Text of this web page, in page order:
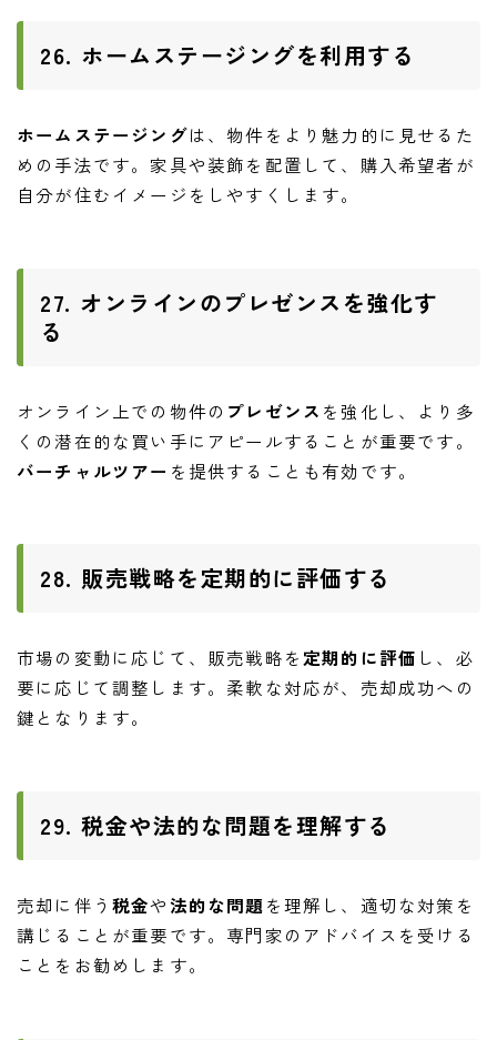
26. ホームステージングを利用する
ホームステージングは、物件をより魅力的に見せるた
めの手法です。家具や装飾を配置して、購入希望者が
自分が住むイメージをしやすくします。
27. オンラインのプレゼンスを強化す
る
オンライン上での物件の プレゼンス を強化し、より多
くの潜在的な買い手にアピールすることが重要です。
バーチャルツアー を提供することも有効です。
28. 販売戦略を定期的に評価する
市場の変動に応じて、販売戦略を定期的に評価 し、必
要に応じて調整します。柔軟な対応が、売却成功への
鍵となります。
29. 税金や法的な問題を理解する
売却に伴う 税金や法的な問題を理解し、適切な対策を
講じることが重要です。専門家のアドバイスを受ける
ことをお勧めします。